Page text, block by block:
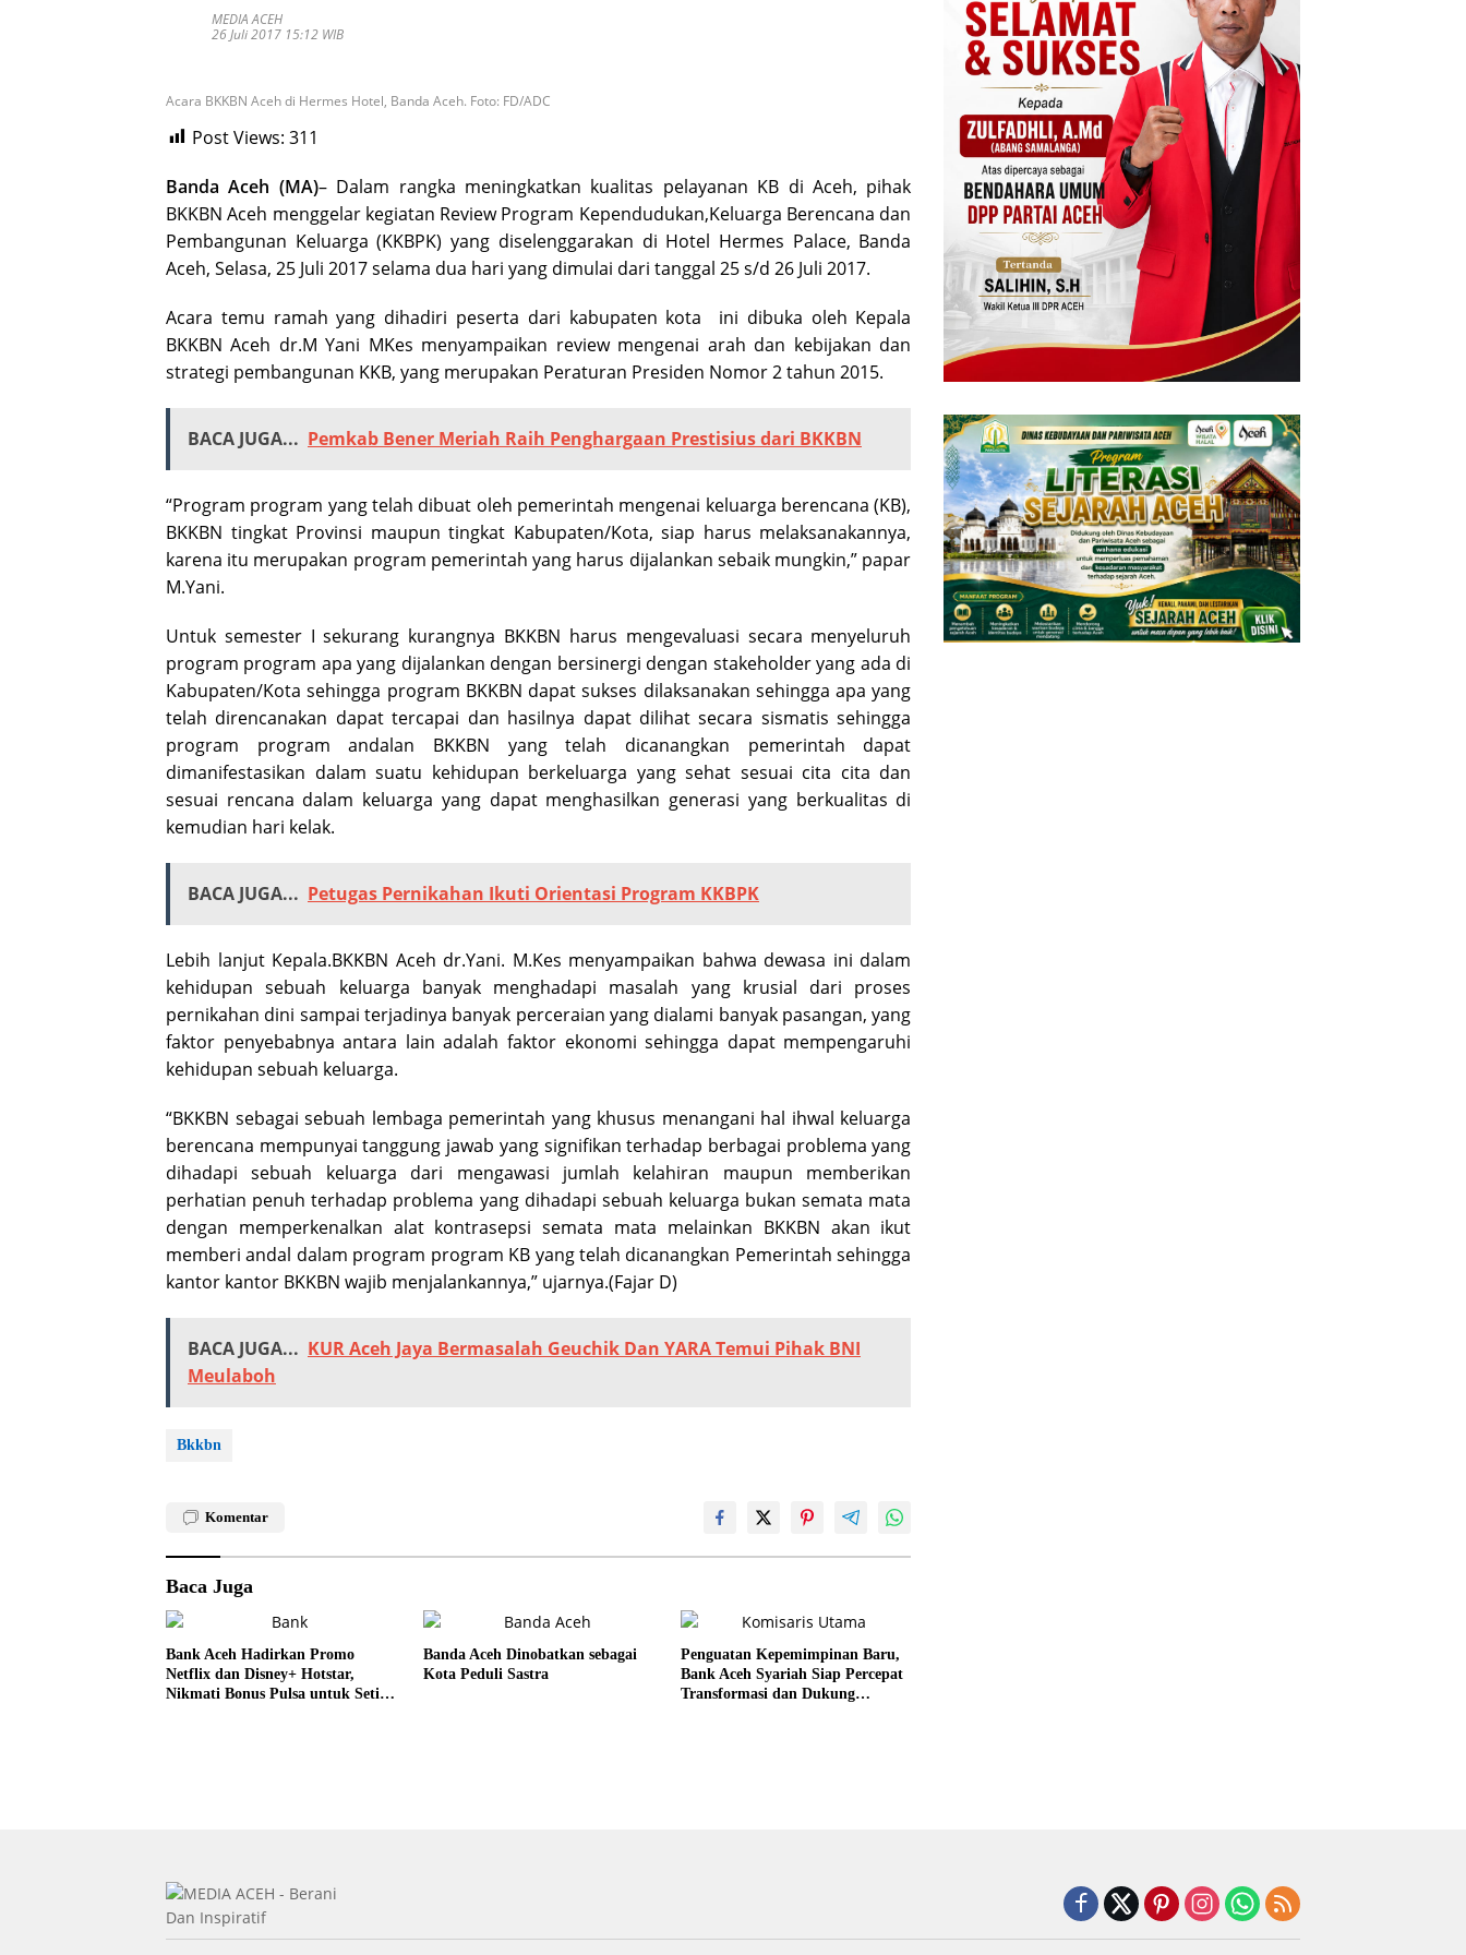
MEDIA ACEH
26 Juli 2017 15:12 WIB
Acara BKKBN Aceh di Hermes Hotel, Banda Aceh. Foto: FD/ADC
Post Views: 311
Banda Aceh (MA)– Dalam rangka meningkatkan kualitas pelayanan KB di Aceh, pihak
BKKBN Aceh menggelar kegiatan Review Program Kependudukan,Keluarga Berencana dan
Pembangunan Keluarga (KKBPK) yang diselenggarakan di Hotel Hermes Palace, Banda
Aceh, Selasa, 25 Juli 2017 selama dua hari yang dimulai dari tanggal 25 s/d 26 Juli 2017.
Acara temu ramah yang dihadiri peserta dari kabupaten kota ini dibuka oleh Kepala
BKKBN Aceh dr.M Yani MKes menyampaikan review mengenai arah dan kebijakan dan
strategi pembangunan KKB, yang merupakan Peraturan Presiden Nomor 2 tahun 2015.
BACA JUGA... Pemkab Bener Meriah Raih Penghargaan Prestisius dari BKKBN
“Program program yang telah dibuat oleh pemerintah mengenai keluarga berencana (KB),
BKKBN tingkat Provinsi maupun tingkat Kabupaten/Kota, siap harus melaksanakannya,
karena itu merupakan program pemerintah yang harus dijalankan sebaik mungkin,” papar
M.Yani.
Untuk semester I sekurang kurangnya BKKBN harus mengevaluasi secara menyeluruh
program program apa yang dijalankan dengan bersinergi dengan stakeholder yang ada di
Kabupaten/Kota sehingga program BKKBN dapat sukses dilaksanakan sehingga apa yang
telah direncanakan dapat tercapai dan hasilnya dapat dilihat secara sismatis sehingga
program program andalan BKKBN yang telah dicanangkan pemerintah dapat
dimanifestasikan dalam suatu kehidupan berkeluarga yang sehat sesuai cita cita dan
sesuai rencana dalam keluarga yang dapat menghasilkan generasi yang berkualitas di
kemudian hari kelak.
BACA JUGA... Petugas Pernikahan Ikuti Orientasi Program KKBPK
Lebih lanjut Kepala.BKKBN Aceh dr.Yani. M.Kes menyampaikan bahwa dewasa ini dalam
kehidupan sebuah keluarga banyak menghadapi masalah yang krusial dari proses
pernikahan dini sampai terjadinya banyak perceraian yang dialami banyak pasangan, yang
faktor penyebabnya antara lain adalah faktor ekonomi sehingga dapat mempengaruhi
kehidupan sebuah keluarga.
“BKKBN sebagai sebuah lembaga pemerintah yang khusus menangani hal ihwal keluarga
berencana mempunyai tanggung jawab yang signifikan terhadap berbagai problema yang
dihadapi sebuah keluarga dari mengawasi jumlah kelahiran maupun memberikan
perhatian penuh terhadap problema yang dihadapi sebuah keluarga bukan semata mata
dengan memperkenalkan alat kontrasepsi semata mata melainkan BKKBN akan ikut
memberi andal dalam program program KB yang telah dicanangkan Pemerintah sehingga
kantor kantor BKKBN wajib menjalankannya,” ujarnya.(Fajar D)
BACA JUGA... KUR Aceh Jaya Bermasalah Geuchik Dan YARA Temui Pihak BNI
Meulaboh
Bkkbn
Komentar
Baca Juga
Bank Aceh Hadirkan Promo
Netflix dan Disney+ Hotstar,
Nikmati Bonus Pulsa untuk Setiap
Banda Aceh Dinobatkan sebagai
Kota Peduli Sastra
Penguatan Kepemimpinan Baru,
Bank Aceh Syariah Siap Percepat
Transformasi dan Dukung